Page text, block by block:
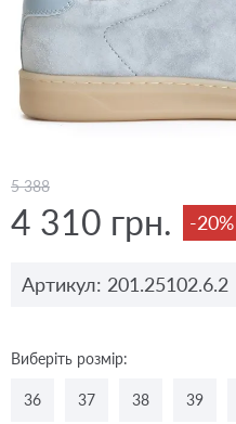
5 388
4 310 грн. -20%
Артикул: 201.25102.6.2
Виберіть розмір:
36 37 38 39